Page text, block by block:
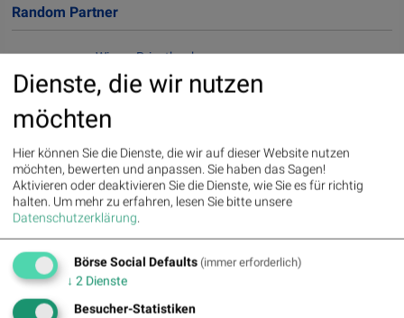
Random Partner
Wiener Privatbank
Die Wiener Privatbank ist eine unabhängige, unternehmerisch
handelnde Privatbank mit Sitz in Wien. Als börsennotiertes
über eine äußerst solide finanzielle Basis. Zu den Kundinnen
Institutionen sowie Stiftungen im In- und Ausland.
>> Besuchen Sie 55 weitere Partner aufboerse-social.com/partner
Latest Blogs
» Österreich-Depots: Weekend-Bilanz (Depot Kommentar)
» Börsegeschichte 7.8.: Extremes zu Palfinger (Börse Geschichte)
» Nachlese: 10 Vokabel, um Asta besser zu verstehen; Stella Langthaler (au...
Dienste, die wir nutzen
möchten
Hier können Sie die Dienste, die wir auf dieser Website nutzen
möchten, bewerten und anpassen. Sie haben das Sagen!
Aktivieren oder deaktivieren Sie die Dienste, wie Sie es für richtig
halten. Um mehr zu erfahren, lesen Sie bitte unsere
Datenschutzerklärung.
Börse Social Defaults (immer erforderlich)
↓ 2 Dienste
Besucher-Statistiken